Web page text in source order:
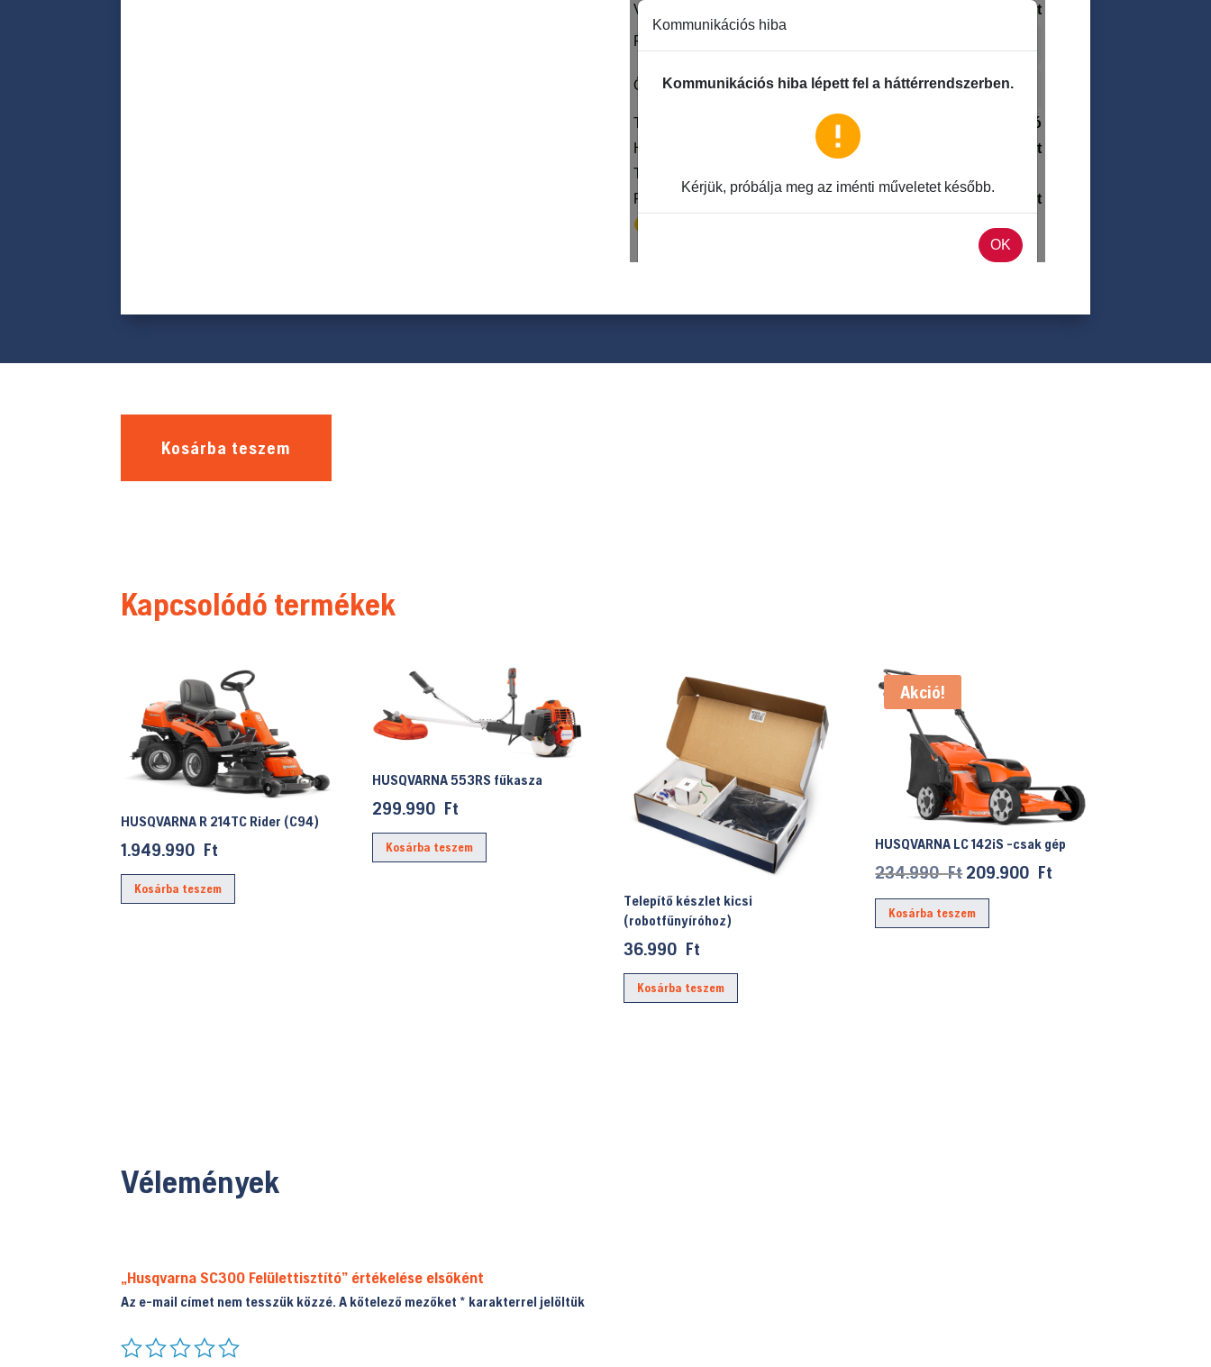
Kosárba teszem
Kapcsolódó termékek
HUSQVARNA R 214TC Rider (C94)
1.949.990 Ft
Kosárba teszem
HUSQVARNA 553RS fűkasza
299.990 Ft
Kosárba teszem
Telepítő készlet kicsi
(robotfűnyíróhoz)
36.990 Ft
Kosárba teszem
Akció!
HUSQVARNA LC 142iS -csak gép
234.990Ft Original
price
was:
209.900 Ft
Kosárba teszem
Vélemények
„Husqvarna SC300 Felülettisztító” értékelése elsőként
Az e-mail címet nem tesszük közzé. A kötelező mezőket * karakterrel jelöltük